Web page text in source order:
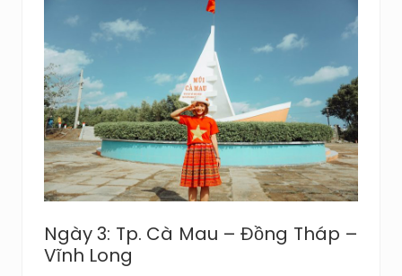
Ngày 3: Tp. Cà Mau – Đồng Tháp –
Vĩnh Long